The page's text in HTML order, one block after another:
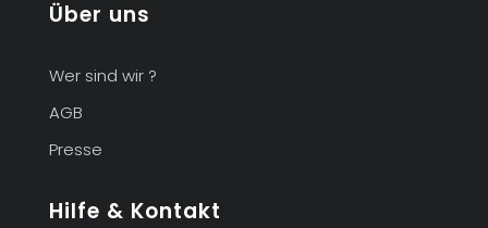
Über uns
Wer sind wir ?
AGB
Presse
Hilfe & Kontakt